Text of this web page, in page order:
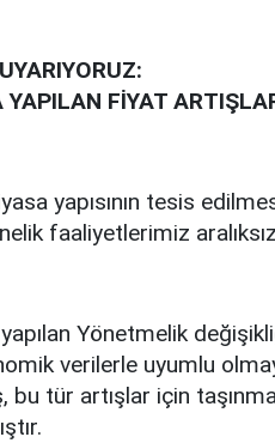
FİYAT
yapısının tesis
faaliyetlerimiz
yapılan Yönetmelik
verilerle uyumlu
bu tür artışlar için